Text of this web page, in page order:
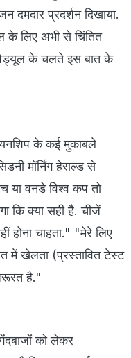
दमदार प्रदर्शन दिखाया.
के लिए अभी से चिंतित
शेड्यूल के चलते इस बात के
के कई मुकाबले
मॉर्निंग हेराल्ड से
या वनडे विश्व कप तो
कि क्या सही है. चीजें
चाहता." "मेरे लिए
में खेलता (प्रस्तावित टेस्ट
है."
को लेकर